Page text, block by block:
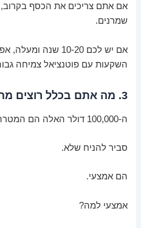
אם אתם צריכים את הכסף בקרוב,
שמרנים.
אם יש לכם 10-20 שנה
השקעות עם פוטנציאל צמיחה
3. מה אתם בכלל רוצים מהכסף הזה? (מטרות)
ה-100,000 דולר האלה הם המטרה הסופית?
סביר להניח שלא.
הם אמצעי.
אמצעי למה?